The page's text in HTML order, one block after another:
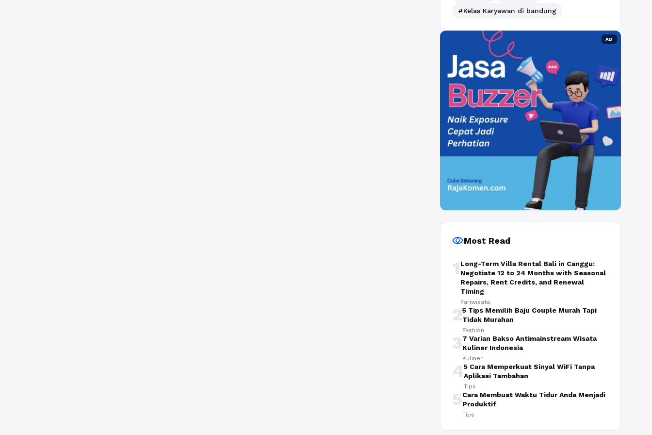
#Kelas Karyawan di bandung
AD
visibilityMost Read
1 Long-Term Villa Rental Bali in Canggu:
Negotiate 12 to 24 Months with Seasonal
Repairs, Rent Credits, and Renewal
Timing
Pariwisata
25 Tips Memilih Baju Couple Murah Tapi
Tidak Murahan
Fashion
37 Varian Bakso Antimainstream Wisata
Kuliner Indonesia
Kuliner
45 Cara Memperkuat Sinyal WiFi Tanpa
Aplikasi Tambahan
Tips
5Cara Membuat Waktu Tidur Anda Menjadi
Produktif
Tips